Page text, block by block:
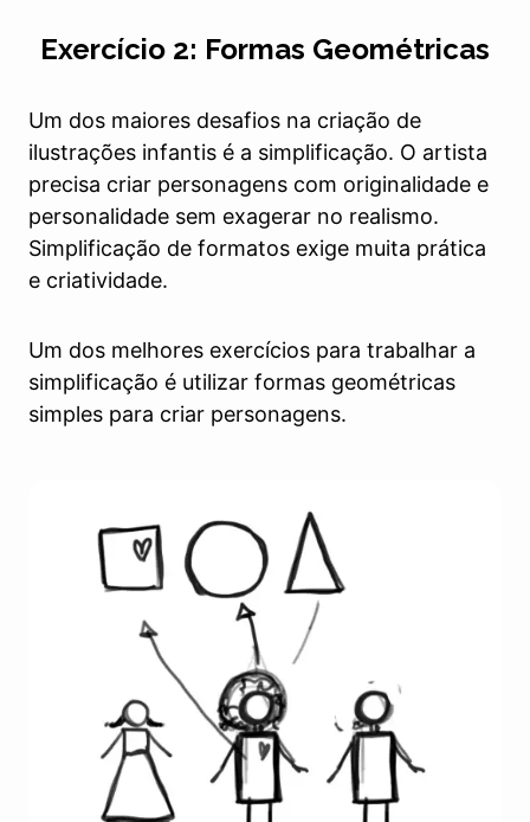
Exercício 2: Formas Geométricas
Um dos maiores desafios na criação de
ilustrações infantis é a simplificação. O artista
precisa criar personagens com originalidade e
personalidade sem exagerar no realismo.
Simplificação de formatos exige muita prática
e criatividade.
Um dos melhores exercícios para trabalhar a
simplificação é utilizar formas geométricas
simples para criar personagens.